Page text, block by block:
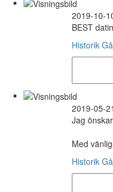
2019-10-
BEST
Historik
2019-05-
Jag
Med
Historik